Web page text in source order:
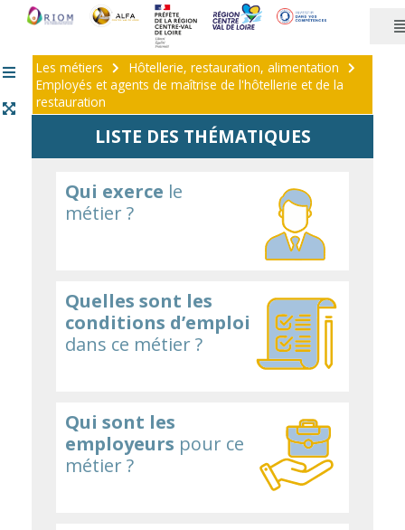
Les métiers
Hôtellerie, restauration, alimentation
Employés et agents de maîtrise de l'hôtellerie et de la
restauration
LISTE DES THÉMATIQUES
Qui exerce le
métier ?
Quelles sont les
conditions d’emploi
dans ce métier ?
Qui sont les
employeurs pour ce
métier ?
Panneau de gestion des cookies